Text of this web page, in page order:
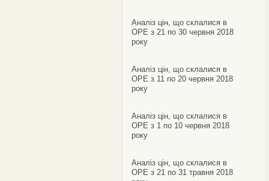
Аналіз цін, що склалися в
ОРЕ з 21 по 30 червня 2018
року
Аналіз цін, що склалися в
ОРЕ з 11 по 20 червня 2018
року
Аналіз цін, що склалися в
ОРЕ з 1 по 10 червня 2018
року
Аналіз цін, що склалися в
ОРЕ з 21 по 31 травня 2018